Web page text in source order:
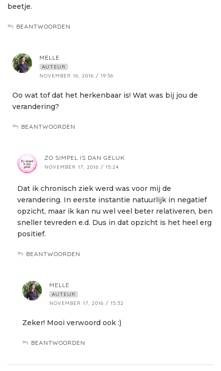
beetje.
BEANTWOORDEN
MELLE
AUTEUR
NOVEMBER 16, 2016 / 19:56
Oo wat tof dat het herkenbaar is! Wat was bij jou de
verandering?
BEANTWOORDEN
ZO SIMPEL IS DAN GELUK
NOVEMBER 17, 2016 / 15:24
Dat ik chronisch ziek werd was voor mij de
verandering. In eerste instantie natuurlijk in negatief
opzicht, maar ik kan nu wel veel beter relativeren, ben
sneller tevreden e.d. Dus in dat opzicht is het heel erg
positief.
BEANTWOORDEN
MELLE
AUTEUR
NOVEMBER 17, 2016 / 15:32
Zeker! Mooi verwoord ook :)
BEANTWOORDEN